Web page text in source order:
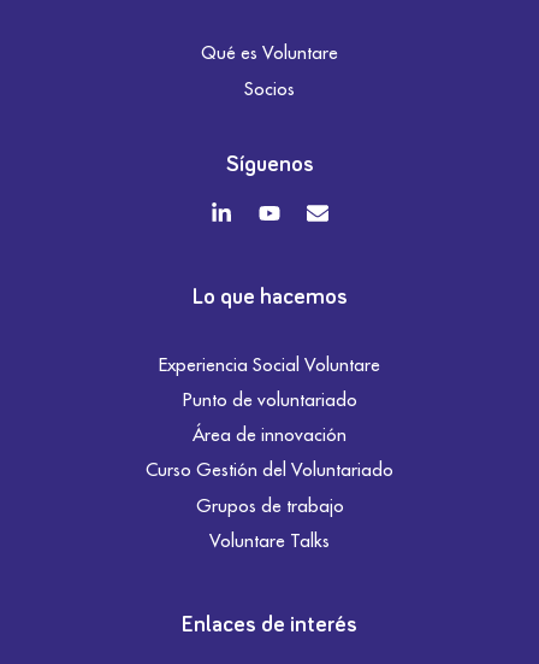
Qué es Voluntare
Socios
Síguenos
Lo que hacemos
Experiencia Social Voluntare
Punto de voluntariado
Área de innovación
Curso Gestión del Voluntariado
Grupos de trabajo
Voluntare Talks
Enlaces de interés